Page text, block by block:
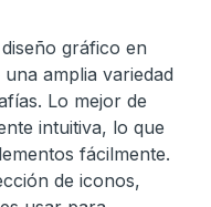
gráfico en
amplia variedad
Lo mejor de
intuitiva, lo que
fácilmente.
de iconos,